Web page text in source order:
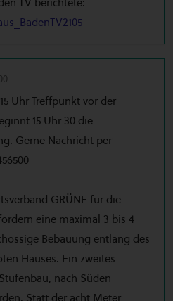
Uhr Treffpunkt vor der
15 Uhr 30 die
Gerne Nachricht per
GRÜNE für die
eine maximal 3 bis 4
Bebauung entlang des
Hauses. Ein zweites
nach Süden
Statt der acht Meter